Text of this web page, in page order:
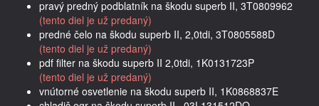
pravý predný podblatník na škodu superb II, 3T0809962
(tento diel je už predaný)
predné čelo na škodu superb II, 2,0tdi, 3T0805588D
(tento diel je už predaný)
pdf filter na škodu superb II 2,0tdi, 1K0131723P
(tento diel je už predaný)
vnútorné osvetlenie na škodu superb II, 1K0868837E